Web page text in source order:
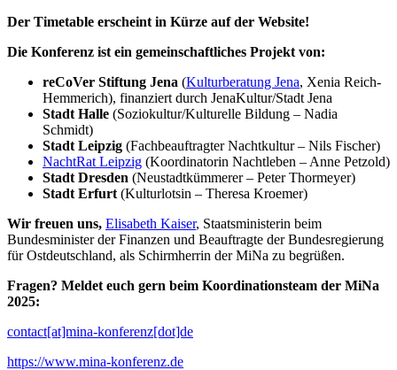
Der Timetable erscheint in Kürze auf der Website!
Die Konferenz ist ein gemeinschaftliches Projekt von:
reCoVer Stiftung Jena (Kulturberatung Jena, Xenia Reich-
Hemmerich), finanziert durch JenaKultur/Stadt Jena
Stadt Halle (Soziokultur/Kulturelle Bildung – Nadia
Schmidt)
Stadt Leipzig (Fachbeauftragter Nachtkultur – Nils Fischer)
NachtRat Leipzig (Koordinatorin Nachtleben – Anne Petzold)
Stadt Dresden (Neustadtkümmerer – Peter Thormeyer)
Stadt Erfurt (Kulturlotsin – Theresa Kroemer)
Wir freuen uns, Elisabeth Kaiser, Staatsministerin beim
Bundesminister der Finanzen und Beauftragte der Bundesregierung
für Ostdeutschland, als Schirmherrin der MiNa zu begrüßen.
Fragen? Meldet euch gern beim Koordinationsteam der MiNa
2025:
contact[at]mina-konferenz[dot]de
https://www.mina-konferenz.de